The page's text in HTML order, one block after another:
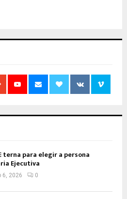
terna para elegir a persona
Ejecutiva
6, 2026 0